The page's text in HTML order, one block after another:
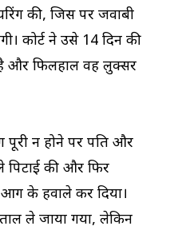
की, जिस पर जवाबी
कोर्ट ने उसे 14 दिन की
और फिलहाल वह लुक्सर
न होने पर पति और
पिटाई की और फिर
के हवाले कर दिया।
ले जाया गया, लेकिन